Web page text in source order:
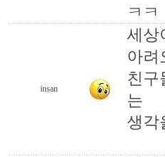
ㅋㅋ
insan
세상
아려
친구
는
생각